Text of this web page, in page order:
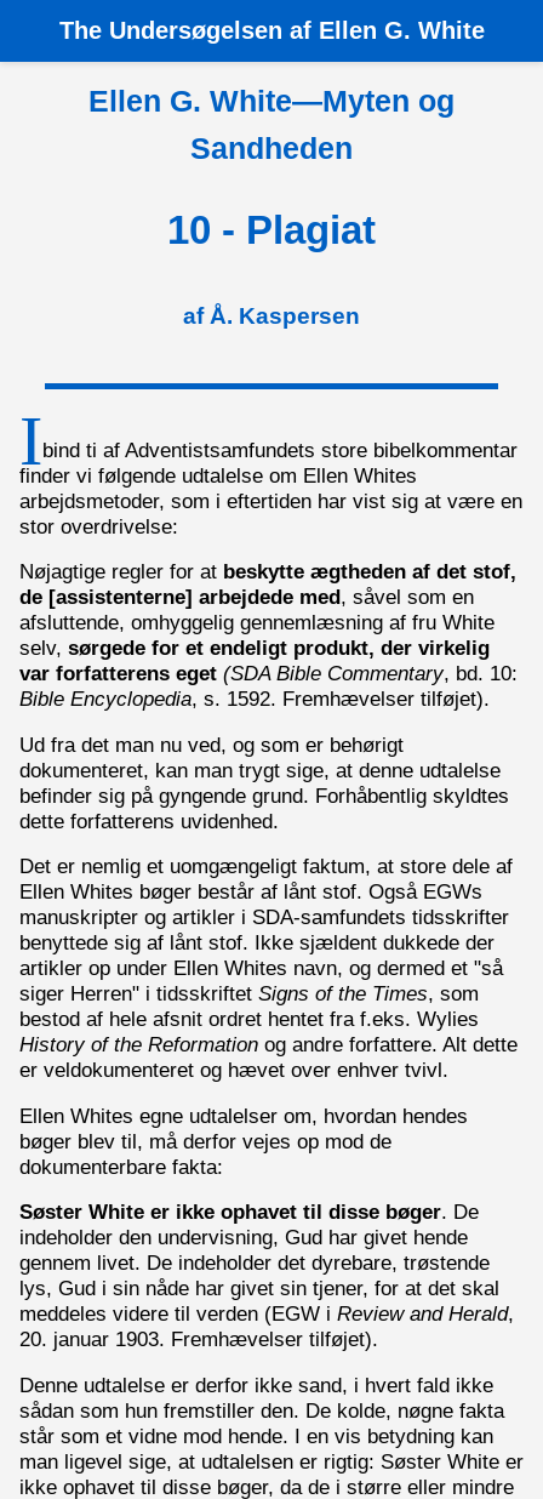
› Ellen White - Myten og Sandheden › 10 - Plagiat
The Undersøgelsen af Ellen G. White
Ellen G. White—Myten og
Sandheden
10 - Plagiat
af Å. Kaspersen
Ibind ti af Adventistsamfundets store bibelkommentar
finder vi følgende udtalelse om Ellen Whites
arbejdsmetoder, som i eftertiden har vist sig at være en
stor overdrivelse:
Nøjagtige regler for at beskytte ægtheden af det stof,
de [assistenterne] arbejdede med, såvel som en
afsluttende, omhyggelig gennemlæsning af fru White
selv, sørgede for et endeligt produkt, der virkelig
var forfatterens eget (SDA Bible Commentary, bd. 10:
Bible Encyclopedia, s. 1592. Fremhævelser tilføjet).
Ud fra det man nu ved, og som er behørigt
dokumenteret, kan man trygt sige, at denne udtalelse
befinder sig på gyngende grund. Forhåbentlig skyldtes
dette forfatterens uvidenhed.
Det er nemlig et uomgængeligt faktum, at store dele af
Ellen Whites bøger består af lånt stof. Også EGWs
manuskripter og artikler i SDA-samfundets tidsskrifter
benyttede sig af lånt stof. Ikke sjældent dukkede der
artikler op under Ellen Whites navn, og dermed et "så
siger Herren" i tidsskriftet Signs of the Times, som
bestod af hele afsnit ordret hentet fra f.eks. Wylies
History of the Reformation og andre forfattere. Alt dette
er veldokumenteret og hævet over enhver tvivl.
Ellen Whites egne udtalelser om, hvordan hendes
bøger blev til, må derfor vejes op mod de
dokumenterbare fakta:
Søster White er ikke ophavet til disse bøger. De
indeholder den undervisning, Gud har givet hende
gennem livet. De indeholder det dyrebare, trøstende
lys, Gud i sin nåde har givet sin tjener, for at det skal
meddeles videre til verden (EGW i Review and Herald,
20. januar 1903. Fremhævelser tilføjet).
Denne udtalelse er derfor ikke sand, i hvert fald ikke
sådan som hun fremstiller den. De kolde, nøgne fakta
står som et vidne mod hende. I en vis betydning kan
man ligevel sige, at udtalelsen er rigtig: Søster White er
ikke ophavet til disse bøger, da de i større eller mindre